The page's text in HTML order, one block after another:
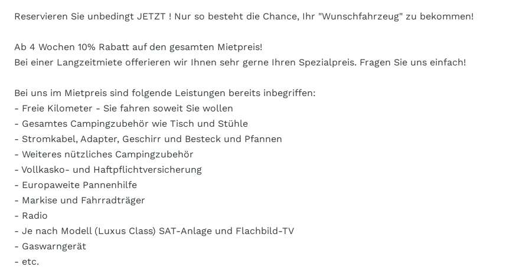
Reservieren Sie unbedingt JETZT ! Nur so besteht die Chance, Ihr "Wunschfahrzeug" zu bekommen!
Ab 4 Wochen 10% Rabatt auf den gesamten Mietpreis!
Bei einer Langzeitmiete offerieren wir Ihnen sehr gerne Ihren Spezialpreis. Fragen Sie uns einfach!
Bei uns im Mietpreis sind folgende Leistungen bereits inbegriffen:
- Freie Kilometer - Sie fahren soweit Sie wollen
- Gesamtes Campingzubehör wie Tisch und Stühle
- Stromkabel, Adapter, Geschirr und Besteck und Pfannen
- Weiteres nützliches Campingzubehör
- Vollkasko- und Haftpflichtversicherung
- Europaweite Pannenhilfe
- Markise und Fahrradträger
- Radio
- Je nach Modell (Luxus Class) SAT-Anlage und Flachbild-TV
- Gaswarngerät
- etc.